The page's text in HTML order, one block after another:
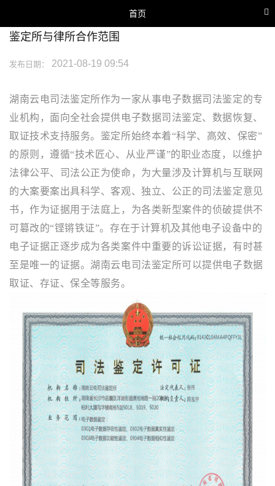
首页
关于我们
鉴定团队
联系我们
鉴定所与律所合作范围
发布日期： 2021-08-19 09:54
湖南云电司法鉴定所作为一家从事电子数据司法鉴定的专
业机构，面向全社会提供电子数据司法鉴定、数据恢复、
取证技术支持服务。鉴定所始终本着“科学、高效、保密”
的原则，遵循“技术匠心、从业严谨”的职业态度，以维护
法律公平、司法公正为使命，为大量涉及计算机与互联网
的大案要案出具科学、客观、独立、公正的司法鉴定意见
书，作为证据用于法庭上，为各类新型案件的侦破提供不
可篡改的“铿锵铁证”。存在于计算机及其他电子设备中的
电子证据正逐步成为各类案件中重要的诉讼证据，有时甚
至是唯一的证据。湖南云电司法鉴定所可以提供电子数据
取证、存证、保全等服务。